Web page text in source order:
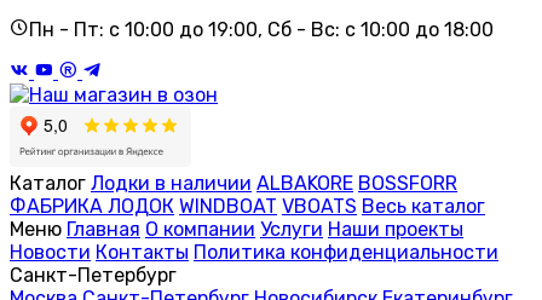
Пн - Пт: с 10:00 до 19:00, Сб - Вс: с 10:00 до 18:00
Каталог Лодки в наличии ALBAKORE BOSSFORR
ФАБРИКА ЛОДОК WINDBOAT VBOATS Весь каталог
Меню Главная О компании Услуги Наши проекты
Новости Контакты Политика конфиденциальности
Санкт-Петербург